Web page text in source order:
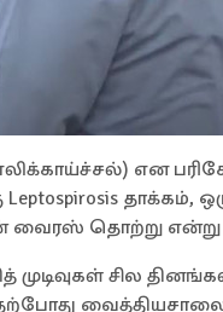
என
தொற்று என்று
சில
தற்போது